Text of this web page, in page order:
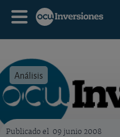
Análisis
Publicado el 09 junio 2008